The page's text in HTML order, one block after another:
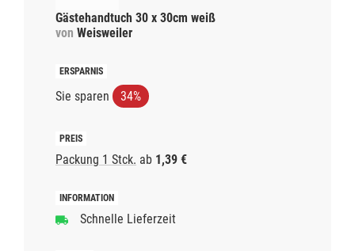
Gästehandtuch 30 x 30cm weiß
von Weisweiler
Sie sparen 34%
Packung 1 Stck. ab 1,39 €
Schnelle Lieferzeit